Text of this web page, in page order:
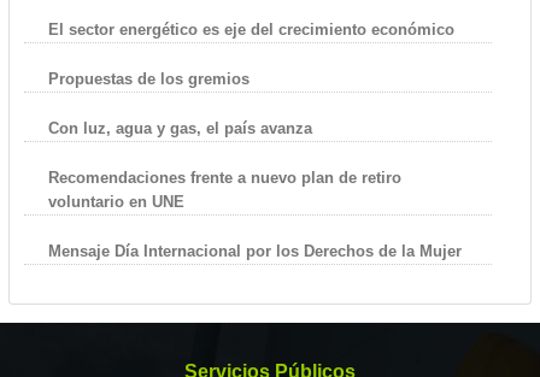
El sector energético es eje del crecimiento económico
Propuestas de los gremios
Con luz, agua y gas, el país avanza
Recomendaciones frente a nuevo plan de retiro
voluntario en UNE
Mensaje Día Internacional por los Derechos de la Mujer
Servicios Públicos